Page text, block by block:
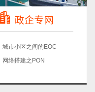
城市小区之间的EOC
网络搭建之PON